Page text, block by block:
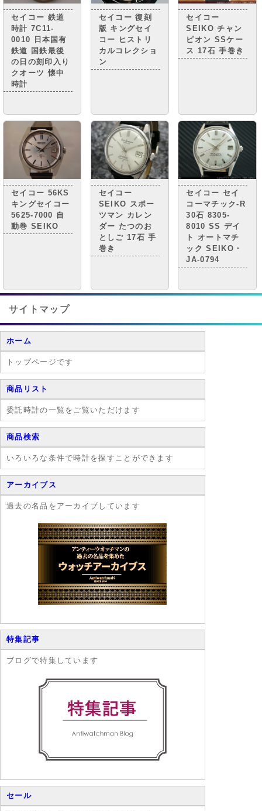
れる 「キング
セイコー」。
セイコー 鉄道
時計 7C11-
0010 日本国有
鉄道 国鉄最後
の日の刻印入り
クオーツ 懐中
時計
セイコー 復刻
版 キングセイ
コー ヒストリ
カルコレクショ
ン
セイコー
SEIKO チャン
ピオン SSケー
ス 17石 手巻き
セイコー 56KS
キングセイコー
5625-7000 自
動巻 SEIKO
セイコー
SEIKO スポー
ツマン カレン
ダー たつのお
としご 17石 手
巻き
セイコー セイ
コーマチック-R
30石 8305-
8010 SS デイ
ト オートマチ
ック SEIKO・
JA-0794
サイトマップ
ホーム
トップページです
商品リスト
委託時計の一覧をご覧いただけます
商品検索
いろいろな条件で時計を探すことができます
アーカイブス
過去の名品をアーカイブしています
特集記事
ブログで特集しています
セール